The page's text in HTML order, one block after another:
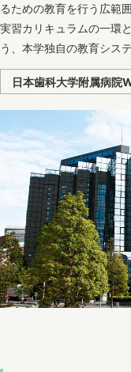
るための教育を行う広範
実習カリキュラムの一環
う、本学独自の教育シス
日本歯科大学附属病院